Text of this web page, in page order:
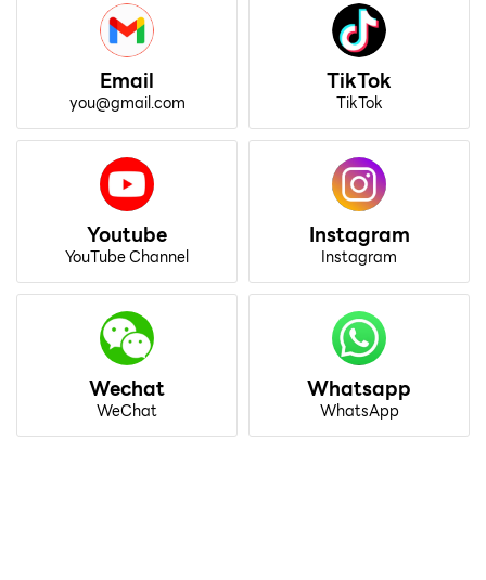
Email
you@gmail.com
TikTok
TikTok
Youtube
YouTube Channel
Instagram
Instagram
Wechat
WeChat
Whatsapp
WhatsApp